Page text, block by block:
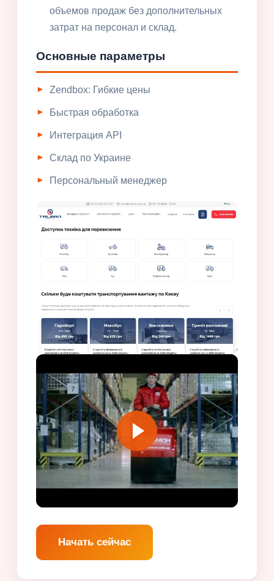
объемов продаж без дополнительных
затрат на персонал и склад.
Основные параметры
Zendbox: Гибкие цены
Быстрая обработка
Интеграция API
Склад по Украине
Персональный менеджер
Начать сейчас